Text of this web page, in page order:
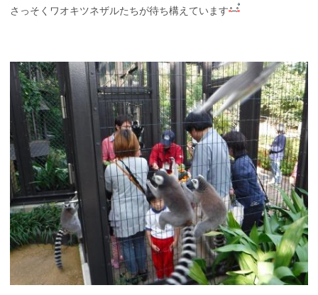
さっそくワオキツネザルたちが待ち構えています